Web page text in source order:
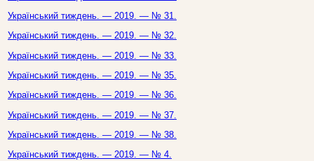
Український тиждень. — 2019. — № 31.
Український тиждень. — 2019. — № 32.
Український тиждень. — 2019. — № 33.
Український тиждень. — 2019. — № 35.
Український тиждень. — 2019. — № 36.
Український тиждень. — 2019. — № 37.
Український тиждень. — 2019. — № 38.
Український тиждень. — 2019. — № 4.